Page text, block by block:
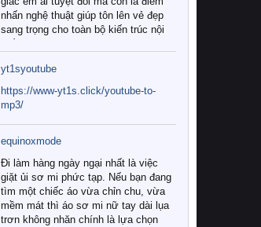
nhấn nghệ thuật giúp tôn lên vẻ đẹp
sang trọng cho toàn bộ kiến trúc nội
Tuy nhiên, giữa thị trường đa dạng
với vô vàn thương hiệu và mẫu mã
như hiện nay, làm thế nào để chọn
được những bộ chăn ga gối đệm cao
cấp thực sự chất lượng, phù hợp với
khí hậu và nhu cầu sử dụng của gia
đình? Hãy cùng chúng tôi đi tìm lời
giải đáp chi tiết qua bài viết dưới đây.
1. Tại sao các gia đình hiện đại lại ưa
chuộng chăn ga gối đệm cao cấp?
yt1syoutube
https://www-yt1s.click/youtube-to-
mp3/
equinoxmode
Đi làm hàng ngày ngại nhất là việc
giặt ủi sơ mi phức tạp. Nếu bạn đang
tìm một chiếc áo vừa chỉn chu, vừa
mềm mát thì áo sơ mi nữ tay dài lụa
trơn không nhăn chính là lựa chọn